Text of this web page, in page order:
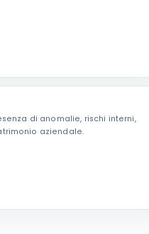
di anomalie, rischi interni,
aziendale.